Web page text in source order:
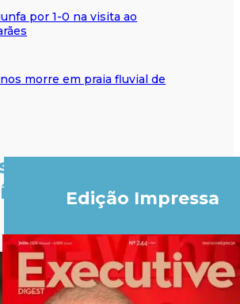
por 1-0 na visita ao
morre em praia fluvial de
Edição Impressa